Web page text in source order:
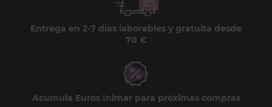
Entrega en 2-7 días laborables y gratuita desde
70 €
Acumula Euros Inimar para próximas compras